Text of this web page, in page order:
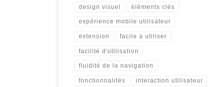
design visuel éléments clés
expérience mobile utilisateur
extension facile à utiliser
facilité d'utilisation
fluidité de la navigation
fonctionnalités interaction utilisateur